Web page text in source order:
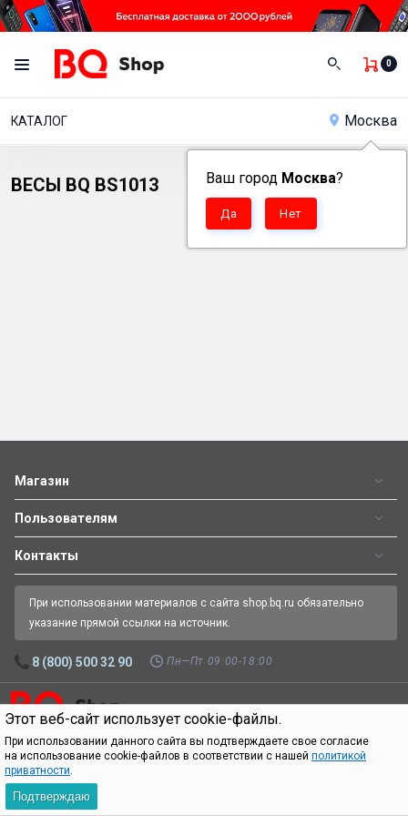
Этот веб-сайт использует cookie-файлы.
При использовании данного сайта вы подтверждаете свое согласие
на использование cookie-файлов в соответствии с нашей политикой
приватности.
Подтверждаю
0
КАТАЛОГ Москва
Ваш город Москва?
ВЕСЫ BQ BS1013
Магазин
Пользователям
Контакты
При использовании материалов с сайта shop.bq.ru обязательно
указание прямой ссылки на источник.
8 (800) 500 32 90 Пн—Пт 09:00-18:00
© 2026Официальный интернет-магазин BQ. Все права защищены.